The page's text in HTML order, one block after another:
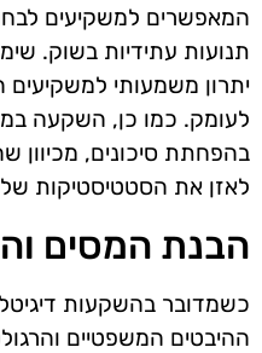
המאפשרים למשקיעים
תנועות עתידיות בשוק.
יתרון משמעותי
לעומק. כמו כן, השקעה
בהפחתת סיכונים, מכיוון
לאזן את הסטטיסטיקות של
הבנת המסים
כשמדובר בהשקעות
ההיבטים המשפטיים